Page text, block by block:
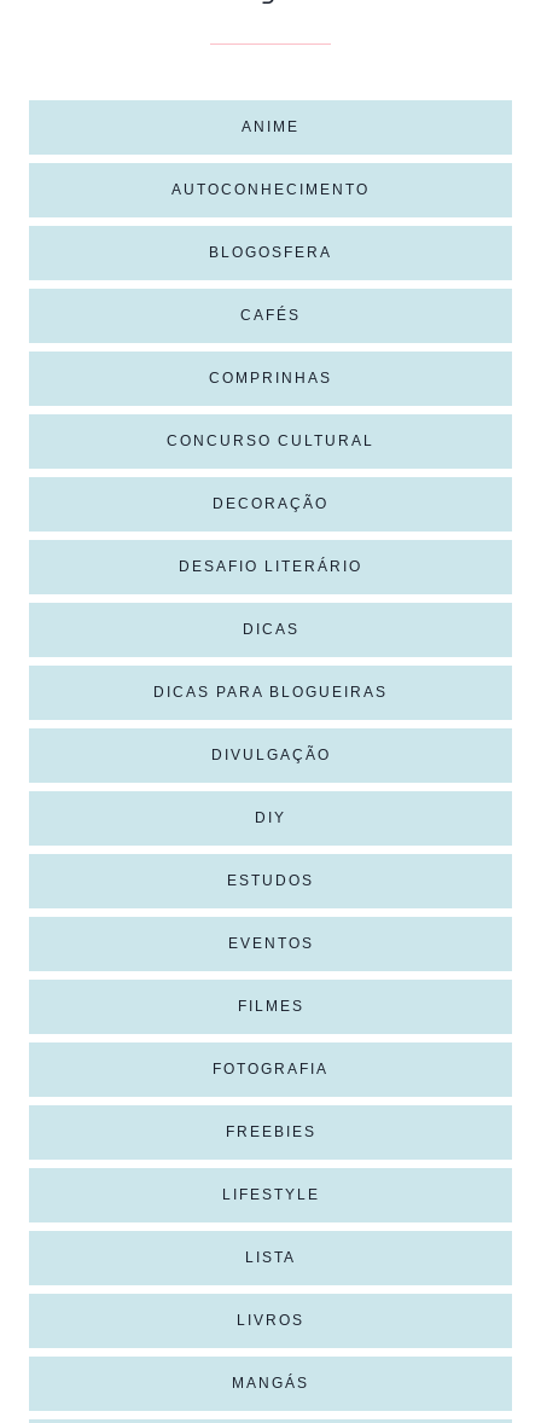
ANIME
AUTOCONHECIMENTO
BLOGOSFERA
CAFÉS
COMPRINHAS
CONCURSO CULTURAL
DECORAÇÃO
DESAFIO LITERÁRIO
DICAS
DICAS PARA BLOGUEIRAS
DIVULGAÇÃO
DIY
ESTUDOS
EVENTOS
FILMES
FOTOGRAFIA
FREEBIES
LIFESTYLE
LISTA
LIVROS
MANGÁS